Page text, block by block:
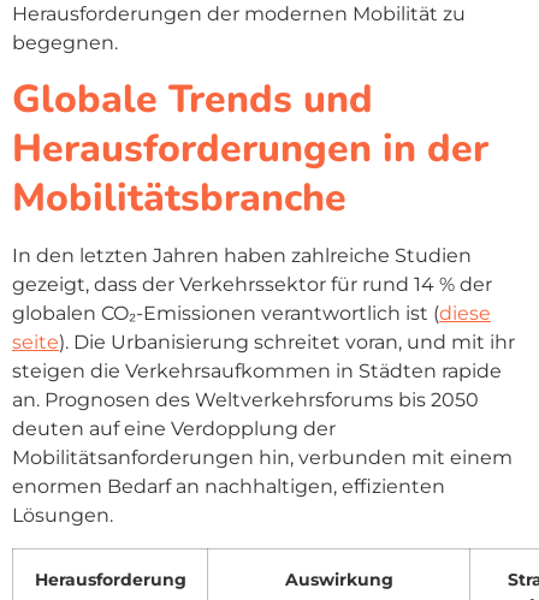
Herausforderungen der modernen Mobilität zu
begegnen.
Globale Trends und
Herausforderungen in der
Mobilitätsbranche
In den letzten Jahren haben zahlreiche Studien
gezeigt, dass der Verkehrssektor für rund 14 % der
globalen CO₂-Emissionen verantwortlich ist (diese
seite). Die Urbanisierung schreitet voran, und mit ihr
steigen die Verkehrsaufkommen in Städten rapide
an. Prognosen des Weltverkehrsforums bis 2050
deuten auf eine Verdopplung der
Mobilitätsanforderungen hin, verbunden mit einem
enormen Bedarf an nachhaltigen, effizienten
Lösungen.
Herausforderung Auswirkung